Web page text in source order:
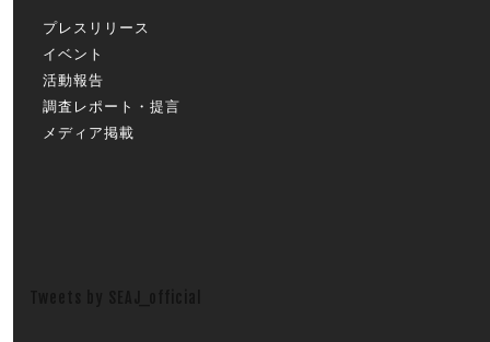
プレスリリース
イベント
活動報告
調査レポート・提言
メディア掲載